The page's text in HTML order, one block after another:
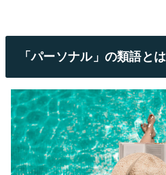
「パーソナル」の類語とは